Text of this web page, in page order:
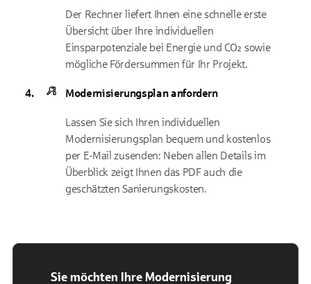
Der Rechner liefert Ihnen eine schnelle erste
Übersicht über Ihre individuellen
Einsparpotenziale bei Energie und CO₂ sowie
mögliche Fördersummen für Ihr Projekt.
Modernisierungsplan anfordern
Lassen Sie sich Ihren individuellen
Modernisierungsplan bequem und kostenlos
per E-Mail zusenden: Neben allen Details im
Überblick zeigt Ihnen das PDF auch die
geschätzten Sanierungskosten.
Sie möchten Ihre Modernisierung